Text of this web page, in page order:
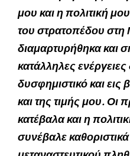
μου και η πολιτική
του στρατοπέδου
διαμαρτυρήθηκα και
κατάλληλες ενέργειες
δυσφημιστικό και
και της τιμής μου. Οι
κατέβαλα και η
συνέβαλε